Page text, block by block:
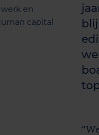
en
capital